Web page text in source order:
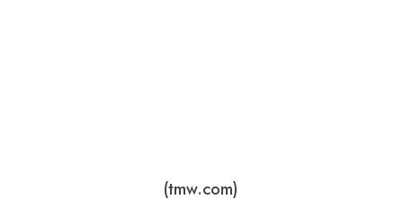
(tmw.com)